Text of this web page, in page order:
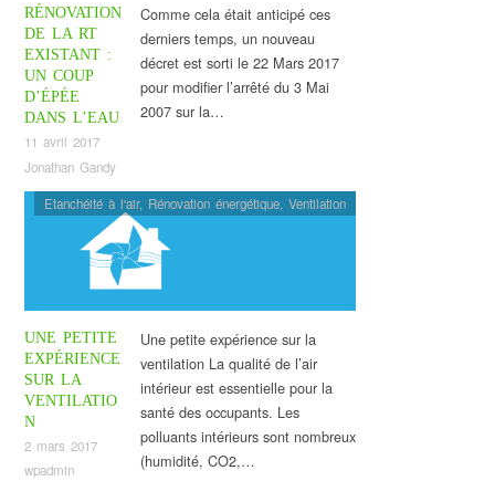
RÉNOVATION
DE LA RT
EXISTANT :
UN COUP
D’ÉPÉE
DANS L’EAU
11 avril 2017
Jonathan Gandy
Comme cela était anticipé ces
derniers temps, un nouveau
décret est sorti le 22 Mars 2017
pour modifier l’arrêté du 3 Mai
2007 sur la…
UNE PETITE
EXPÉRIENCE
SUR LA
VENTILATIO
N
2 mars 2017
wpadmin
Etanchéité à l'air, Rénovation énergétique,Ventilation
Une petite expérience sur la
ventilation La qualité de l’air
intérieur est essentielle pour la
santé des occupants. Les
polluants intérieurs sont nombreux
(humidité, CO2,…